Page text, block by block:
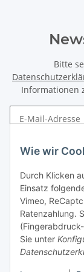
Wie wir
Durch Klicken
Einsatz
Vimeo,
Ratenzahlung.
Sie unter
Bitte
Informationen
Gesetzliche